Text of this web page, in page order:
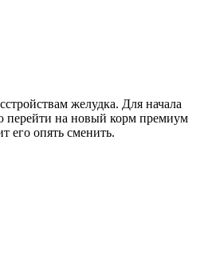
желудка. Для начала
перейти на новый корм премиум
его опять сменить.